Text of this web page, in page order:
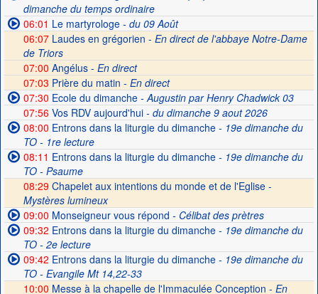
dimanche du temps ordinaire
06:01 Le martyrologe- du 09 Août
06:07Laudes en grégorien - En direct de l'abbaye Notre-Dame
de Triors
07:00 Angélus - En direct
07:03 Prière du matin - En direct
07:30 Ecole du dimanche- Augustin par Henry Chadwick 03
07:56Vos RDV aujourd'hui- du dimanche 9 aout 2026
08:00 Entrons dans la liturgie du dimanche- 19e dimanche du
TO - 1re lecture
08:11 Entrons dans la liturgie du dimanche- 19e dimanche du
TO - Psaume
08:29 Chapelet aux intentions du monde et de l'Eglise -
Mystères lumineux
09:00 Monseigneur vous répond - Célibat des prètres
09:32 Entrons dans la liturgie du dimanche- 19e dimanche du
TO - 2e lecture
09:42 Entrons dans la liturgie du dimanche- 19e dimanche du
TO - Evangile Mt 14,22-33
10:00 Messe à la chapelle de l'Immaculée Conception - En